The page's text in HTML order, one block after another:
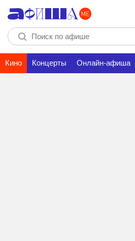
Кино Концерты Онлайн-афиша